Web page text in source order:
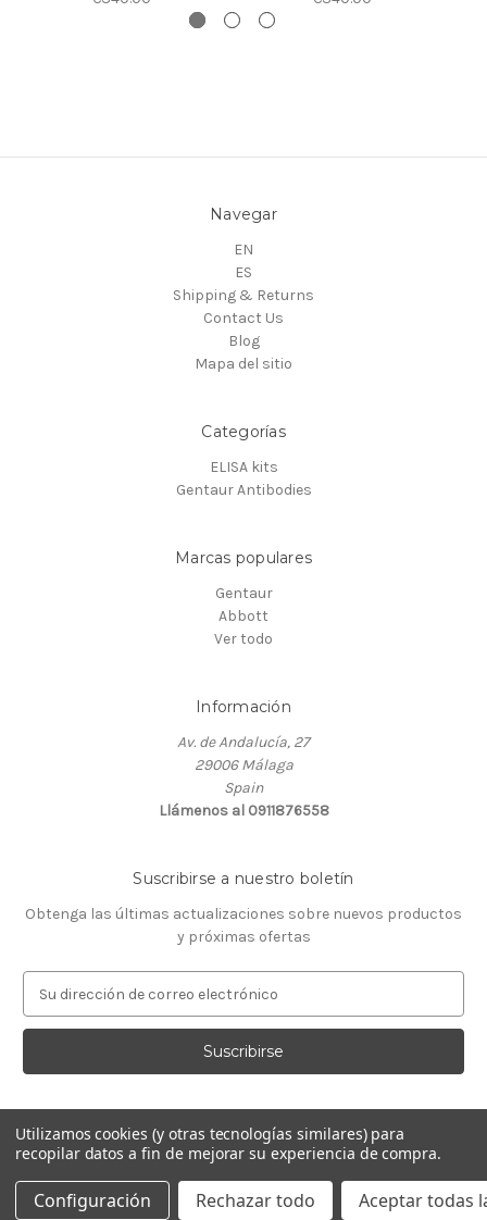
Navegar
EN
ES
Shipping & Returns
Contact Us
Blog
Mapa del sitio
Categorías
ELISA kits
Gentaur Antibodies
Marcas populares
Gentaur
Abbott
Ver todo
Información
Av. de Andalucía, 27
29006 Málaga
Spain
Llámenos al 0911876558
Suscribirse a nuestro boletín
Obtenga las últimas actualizaciones sobre nuevos productos
y próximas ofertas
r
c
ó
n
d
Con la tecnología deBigCommerce
© 2026 GeneTaq Centro de Genética Molecular
Utilizamos cookies (y otras tecnologías similares) para
recopilar datos a fin de mejorar su experiencia de compra.
Configuración Rechazar todo Aceptar todas